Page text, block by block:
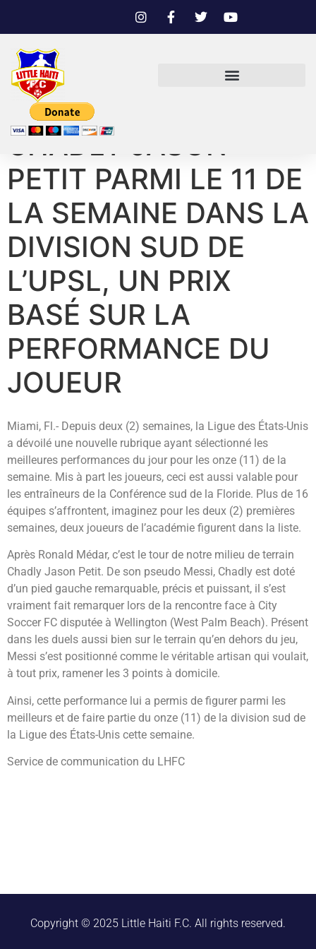
CHADLY JASON
PETIT PARMI LE 11 DE
LA SEMAINE DANS LA
DIVISION SUD DE
L’UPSL, UN PRIX
BASÉ SUR LA
PERFORMANCE DU
JOUEUR
Miami, Fl.- Depuis deux (2) semaines, la Ligue des États-Unis
a dévoilé une nouvelle rubrique ayant sélectionné les
meilleures performances du jour pour les onze (11) de la
semaine. Mis à part les joueurs, ceci est aussi valable pour
les entraîneurs de la Conférence sud de la Floride. Plus de 16
équipes s’affrontent, imaginez pour les deux (2) premières
semaines, deux joueurs de l’académie figurent dans la liste.
Après Ronald Médar, c’est le tour de notre milieu de terrain
Chadly Jason Petit. De son pseudo Messi, Chadly est doté
d’un pied gauche remarquable, précis et puissant, il s’est
vraiment fait remarquer lors de la rencontre face à City
Soccer FC disputée à Wellington (West Palm Beach). Présent
dans les duels aussi bien sur le terrain qu’en dehors du jeu,
Messi s’est positionné comme le véritable artisan qui voulait,
à tout prix, ramener les 3 points à domicile.
Ainsi, cette performance lui a permis de figurer parmi les
meilleurs et de faire partie du onze (11) de la division sud de
la Ligue des États-Unis cette semaine.
Service de communication du LHFC
Copyright © 2025 Little Haiti F.C. All rights reserved.